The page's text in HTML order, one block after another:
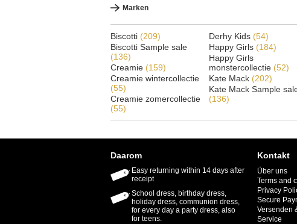
Marken
Biscotti (209)
Biscotti Sample sale
(136)
Creamie (159)
Creamie wintercollectie
(55)
Creamie zomercollectie
(55)
Derhy Kids (54)
Happy Girls (184)
Happy Girls
monstercollectie (52)
Kate Mack (202)
Kate Mack Sample
(136)
Daarom
Easy returning within 14 days after
receipt
School dress, birthday dress,
holiday dress, communion dress,
for every day a party dress, also
for teens.
Kontakt
Über uns
Terms and
Privacy
Secure
Versenden
Service